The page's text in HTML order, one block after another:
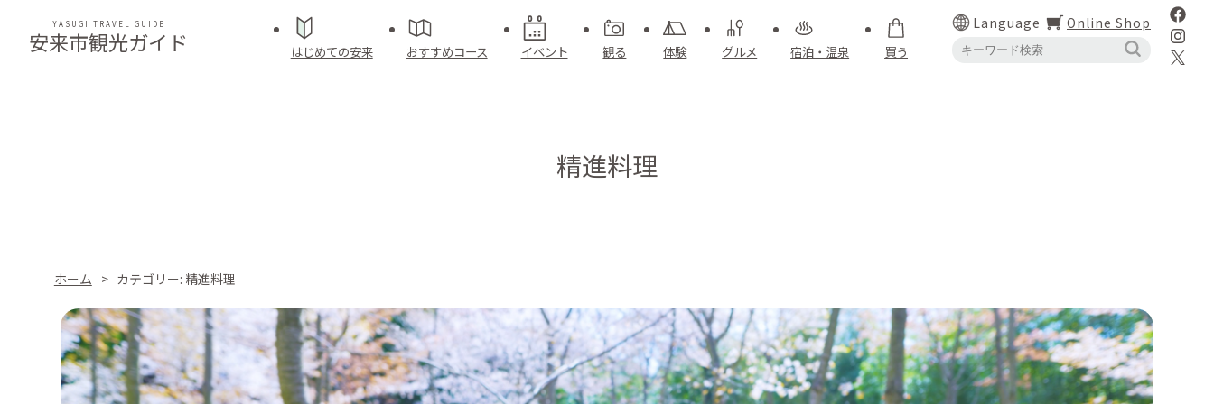
安来市観光ガイド
YASUGI TRAVEL GUIDE
はじめての安来 おすすめコース イベント 観る 体験 グルメ 宿泊・温泉 買う
Language Online Shop
精進料理
ホーム カテゴリー: 精進料理